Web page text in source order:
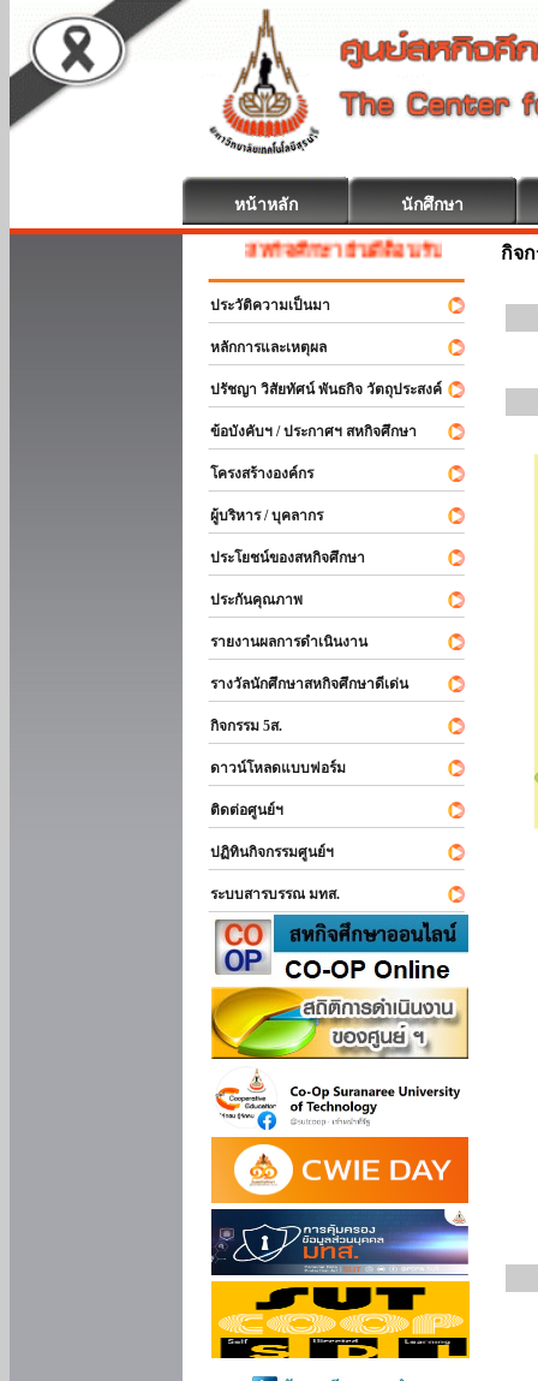
หน้าหลัก นักศึกษา
สหกิจศึกษา ยินดีต้อนรับ
ประวัติความเป็นมา
หลักการและเหตุผล
ปรัชญา วิสัยทัศน์ พันธกิจ วัตถุประสงค์
ข้อบังคับฯ / ประกาศฯ สหกิจศึกษา
โครงสร้างองค์กร
ผู้บริหาร / บุคลากร
ประโยชน์ของสหกิจศึกษา
ประกันคุณภาพ
รายงานผลการดำเนินงาน
รางวัลนักศึกษาสหกิจศึกษาดีเด่น
กิจกรรม 5ส.
ดาวน์โหลดแบบฟอร์ม
ติดต่อศูนย์ฯ
ปฏิทินกิจกรรมศูนย์ฯ
ระบบสารบรรณ มทส.
กิจ